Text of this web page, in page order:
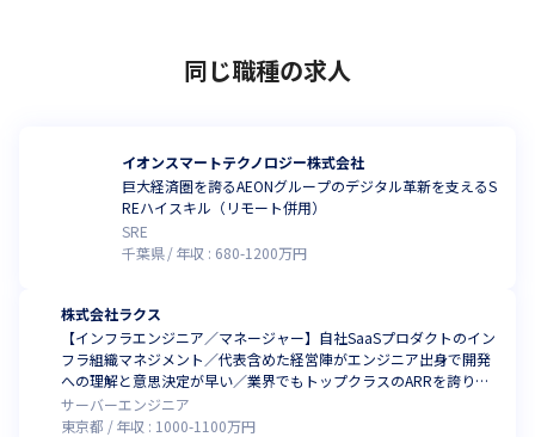
同じ職種の求人
イオンスマートテクノロジー株式会社
巨大経済圏を誇るAEONグループのデジタル革新を支えるS
REハイスキル（リモート併用）
SRE
千葉県
年収 : 680-1200万円
株式会社ラクス
【インフラエンジニア／マネージャー】自社SaaSプロダクトのイン
フラ組織マネジメント／代表含めた経営陣がエンジニア出身で開発
への理解と意思決定が早い／業界でもトップクラスのARRを誇り、
安定と成長の両立が叶えられる環境／チームメンバーのアレンジと
適材適所の最適解を見い出し、組織強化がミッションです！
サーバーエンジニア
東京都
年収 : 1000-1100万円